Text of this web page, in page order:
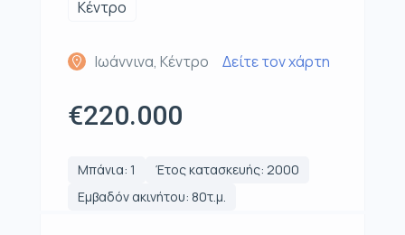
Κέντρο
Ιωάννινα, Κέντρο Δείτε τον χάρτη
€220.000
Μπάνια: 1
Έτος κατασκευής: 2000
Εμβαδόν ακινήτου: 80τ.μ.